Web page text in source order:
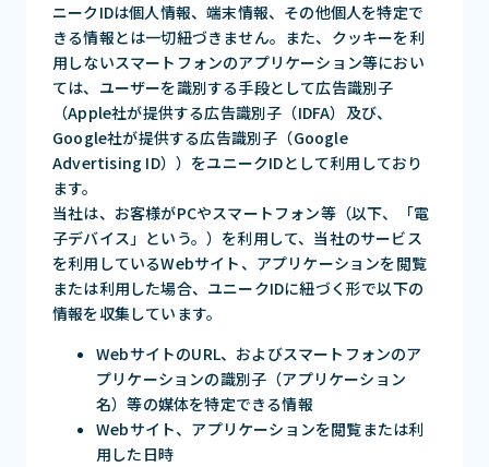
ニークIDは個人情報、端末情報、その他個人を特定で
きる情報とは一切紐づきません。また、クッキーを利
用しないスマートフォンのアプリケーション等におい
ては、ユーザーを識別する手段として広告識別子
（Apple社が提供する広告識別子（IDFA）及び、
Google社が提供する広告識別子（Google
Advertising ID））をユニークIDとして利用しており
ます。
当社は、お客様がPCやスマートフォン等（以下、「電
子デバイス」という。）を利用して、当社のサービス
を利用しているWebサイト、アプリケーションを閲覧
または利用した場合、ユニークIDに紐づく形で以下の
情報を収集しています。
WebサイトのURL、およびスマートフォンのア
プリケーションの識別子（アプリケーション
名）等の媒体を特定できる情報
Webサイト、アプリケーションを閲覧または利
用した日時